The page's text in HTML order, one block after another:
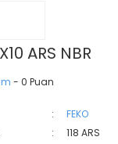
ARS NBR
- 0 Puan
FEKO
118 ARS